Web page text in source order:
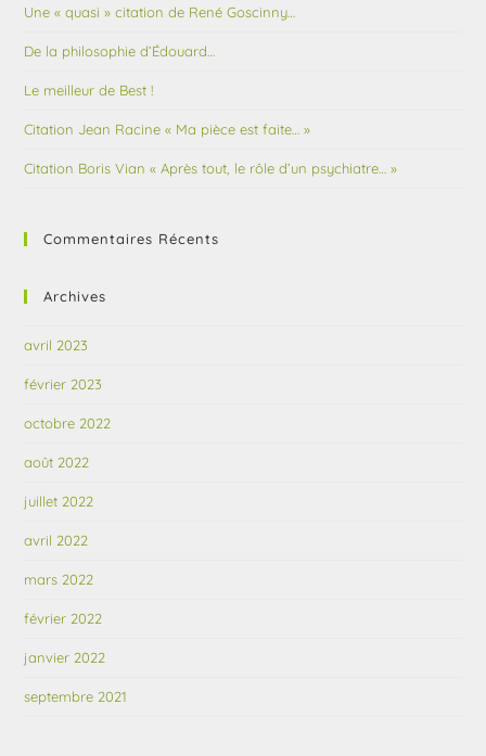
Une « quasi » citation de René Goscinny…
De la philosophie d’Édouard…
Le meilleur de Best !
Citation Jean Racine « Ma pièce est faite… »
Citation Boris Vian « Après tout, le rôle d’un psychiatre… »
Commentaires Récents
Archives
avril 2023
février 2023
octobre 2022
août 2022
juillet 2022
avril 2022
mars 2022
février 2022
janvier 2022
septembre 2021